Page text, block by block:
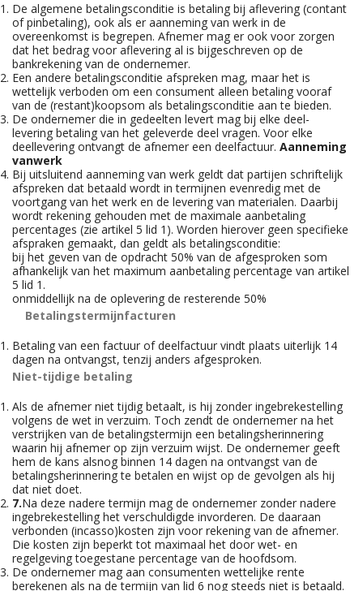
De algemene betalingsconditie is betaling bij aflevering (contant
of pinbetaling), ook als er aanneming van werk in de
overeenkomst is begrepen. Afnemer mag er ook voor zorgen
dat het bedrag voor aflevering al is bijgeschreven op de
bankrekening van de ondernemer.
Een andere betalingsconditie afspreken mag, maar het is
wettelijk verboden om een consument alleen betaling vooraf
van de (restant)koopsom als betalingsconditie aan te bieden.
De ondernemer die in gedeelten levert mag bij elke deel-
levering betaling van het geleverde deel vragen. Voor elke
deellevering ontvangt de afnemer een deelfactuur. Aanneming
vanwerk
Bij uitsluitend aanneming van werk geldt dat partijen schriftelijk
afspreken dat betaald wordt in termijnen evenredig met de
voortgang van het werk en de levering van materialen. Daarbij
wordt rekening gehouden met de maximale aanbetaling
percentages (zie artikel 5 lid 1). Worden hierover geen specifieke
afspraken gemaakt, dan geldt als betalingsconditie:
bij het geven van de opdracht 50% van de afgesproken som
afhankelijk van het maximum aanbetaling percentage van artikel
5 lid 1.
onmiddellijk na de oplevering de resterende 50%
Betalingstermijnfacturen
Betaling van een factuur of deelfactuur vindt plaats uiterlijk 14
dagen na ontvangst, tenzij anders afgesproken.
Niet-tijdige betaling
Als de afnemer niet tijdig betaalt, is hij zonder ingebrekestelling
volgens de wet in verzuim. Toch zendt de ondernemer na het
verstrijken van de betalingstermijn een betalingsherinnering
waarin hij afnemer op zijn verzuim wijst. De ondernemer geeft
hem de kans alsnog binnen 14 dagen na ontvangst van de
betalingsherinnering te betalen en wijst op de gevolgen als hij
dat niet doet.
7.Na deze nadere termijn mag de ondernemer zonder nadere
ingebrekestelling het verschuldigde invorderen. De daaraan
verbonden (incasso)kosten zijn voor rekening van de afnemer.
Die kosten zijn beperkt tot maximaal het door wet- en
regelgeving toegestane percentage van de hoofdsom.
De ondernemer mag aan consumenten wettelijke rente
berekenen als na de termijn van lid 6 nog steeds niet is betaald.